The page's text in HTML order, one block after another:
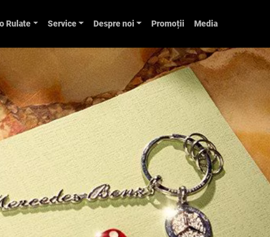
Rulate Service Despre noi Promoții Media